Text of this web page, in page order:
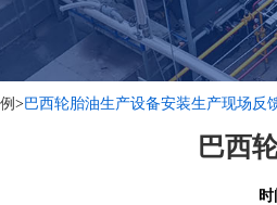
>巴西轮胎油生产设备安装生产现场反
巴西
时